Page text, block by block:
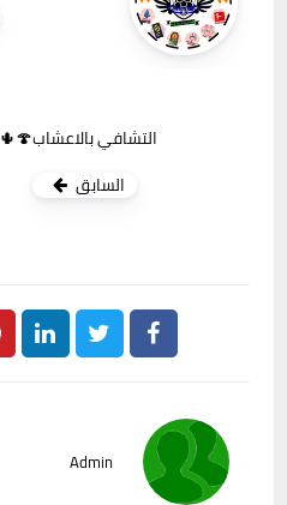
التشافي بالاعشاب🍄🌵
السابق
Admin